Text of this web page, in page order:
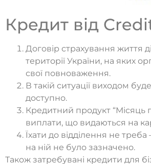
Кредит від
Договір страхування життя
території України, на яких
свої повноваження.
В такій ситуації виходом
доступно.
Кредитний продукт “Місяць
виплати, що видаються на
Їхати до відділення не
на ній не було зазначено.
Також затребувані кредити для